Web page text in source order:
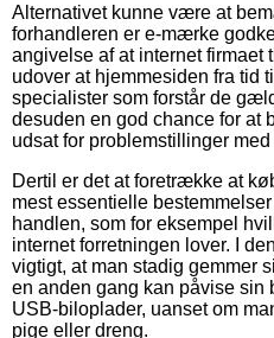
Alternativet kunne være at
forhandleren er e-mærke
angivelse af at internet firmaet
udover at hjemmesiden fra tid
specialister som forstår de
desuden en god chance for at
udsat for problemstillinger
Dertil er det at foretrække at
mest essentielle
handlen, som for eksempel
internet forretningen lover. I
vigtigt, at man stadig gemmer
en anden gang kan påvise sin
USB-biloplader, uanset om
pige eller dreng.